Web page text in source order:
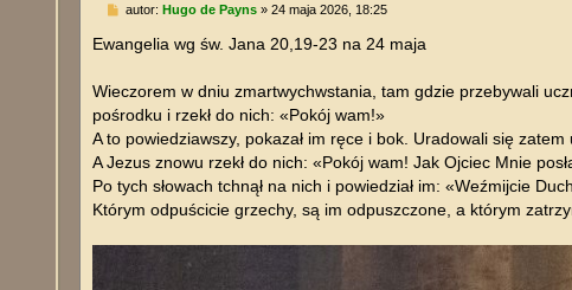
P
s
t
autor:Hugo de Payns »24 maja 2026, 18:25
Ewangelia wg św. Jana 20,19-23 na 24 maja
Wieczorem w dniu zmartwychwstania, tam gdzie przebywali
pośrodku i rzekł do nich: «Pokój wam!»
A to powiedziawszy, pokazał im ręce i bok. Uradowali się zatem
A Jezus znowu rzekł do nich: «Pokój wam! Jak Ojciec Mnie
Po tych słowach tchnął na nich i powiedział im: «Weźmijcie
Którym odpuścicie grzechy, są im odpuszczone, a którym